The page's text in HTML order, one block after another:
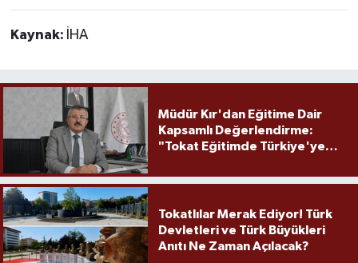
Kaynak: İHA
Müdür Kır'dan Eğitime Dair
Kapsamlı Değerlendirme:
"Tokat Eğitimde Türkiye'ye
Tokatlılar Merak Ediyor! Türk
Devletleri ve Türk Büyükleri
Anıtı Ne Zaman Açılacak?